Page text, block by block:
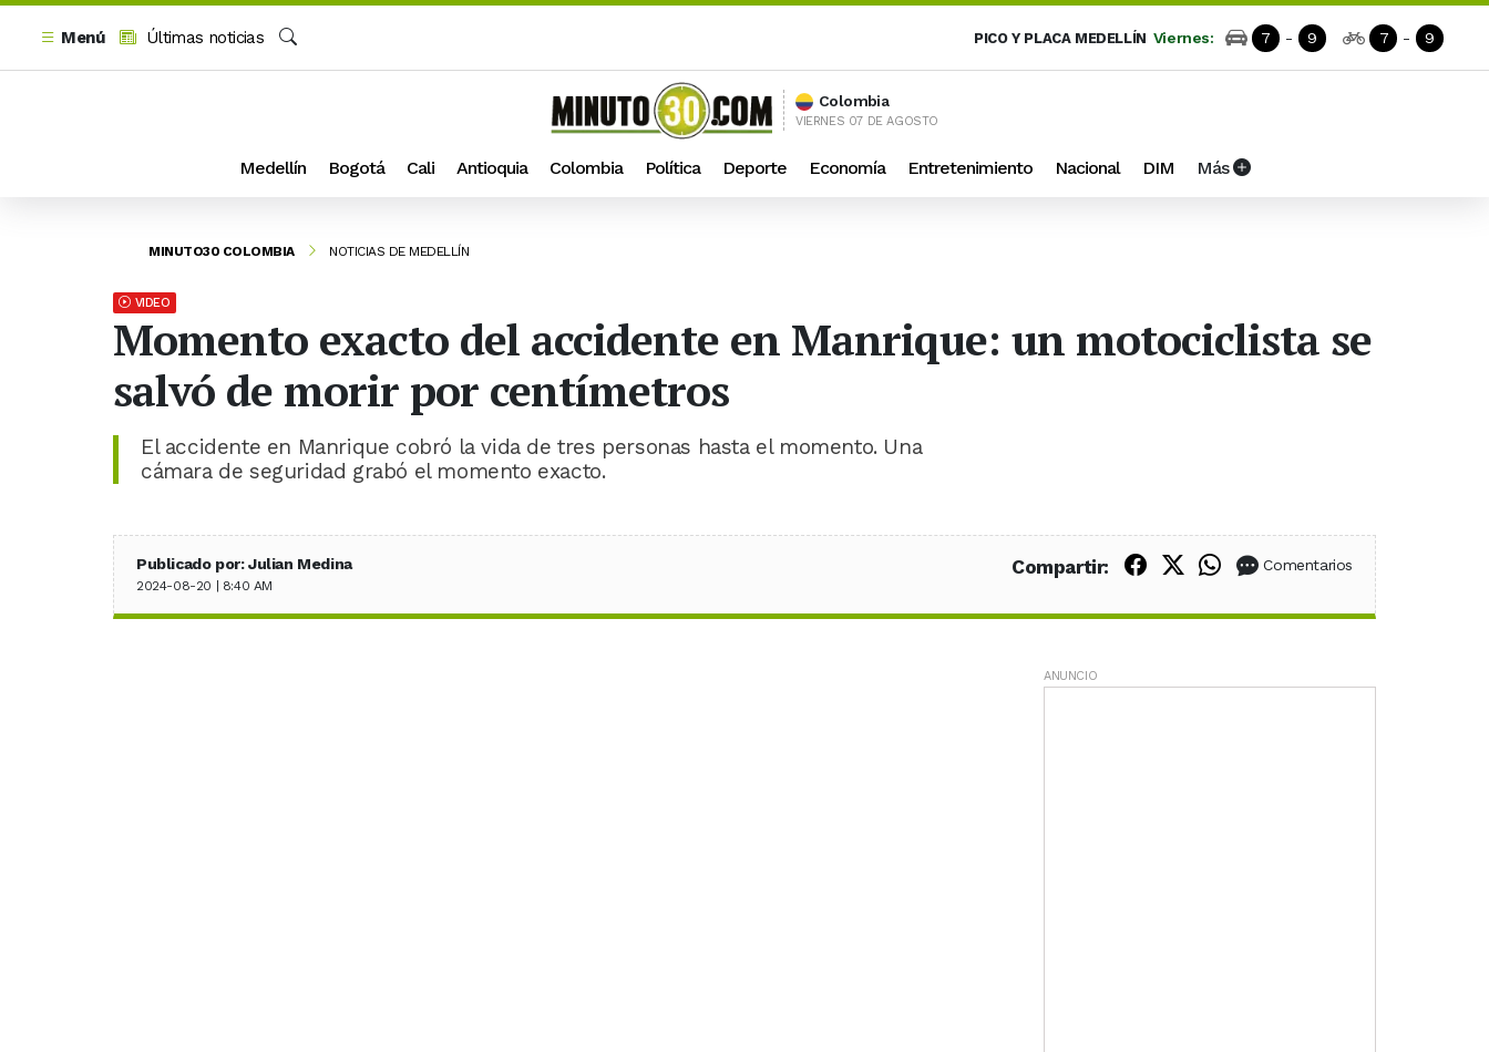
Menú
Últimas noticias
PICO Y PLACA MEDELLÍN Viernes: 7 - 9 7 - 9
Colombia
VIERNES 07 DE AGOSTO
Medellín Bogotá Cali Antioquia Colombia Política Deporte Economía Entretenimiento Nacional DIM Más
MINUTO30 COLOMBIA NOTICIAS DE MEDELLÍN
VIDEO
Momento exacto del accidente en Manrique: un motociclista se
salvó de morir por centímetros
El accidente en Manrique cobró la vida de tres personas hasta el momento. Una
cámara de seguridad grabó el momento exacto.
Publicado por: Julian Medina
2024-08-20 | 8:40 AM
Compartir: Compartir en Facebook
Compartir en X (Twitter)
Compartir en WhatsApp
Comentarios
ANUNCIO